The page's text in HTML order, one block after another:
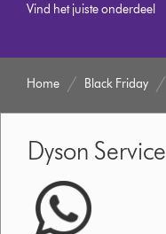
Vind het juiste onderdeel
Home Black Friday
Dyson Service